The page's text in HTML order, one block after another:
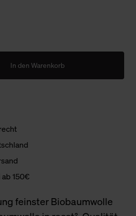
In den Warenkorb
150€
feinster Biobaumwolle